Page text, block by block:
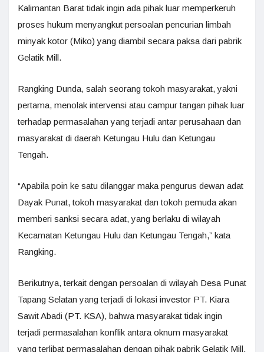
Kalimantan Barat tidak ingin ada pihak luar memperkeruh
proses hukum menyangkut persoalan pencurian limbah
minyak kotor (Miko) yang diambil secara paksa dari pabrik
Gelatik Mill.
Rangking Dunda, salah seorang tokoh masyarakat, yakni
pertama, menolak intervensi atau campur tangan pihak luar
terhadap permasalahan yang terjadi antar perusahaan dan
masyarakat di daerah Ketungau Hulu dan Ketungau
Tengah.
“Apabila poin ke satu dilanggar maka pengurus dewan adat
Dayak Punat, tokoh masyarakat dan tokoh pemuda akan
memberi sanksi secara adat, yang berlaku di wilayah
Kecamatan Ketungau Hulu dan Ketungau Tengah,” kata
Rangking.
Berikutnya, terkait dengan persoalan di wilayah Desa Punat
Tapang Selatan yang terjadi di lokasi investor PT. Kiara
Sawit Abadi (PT. KSA), bahwa masyarakat tidak ingin
terjadi permasalahan konflik antara oknum masyarakat
yang terlibat permasalahan dengan pihak pabrik Gelatik Mill,